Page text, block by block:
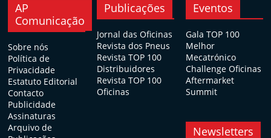
AP
Comunicação
Sobre nós
Política de
Privacidade
Estatuto Editorial
Contacto
Publicidade
Assinaturas
Arquivo de
Publicações
Jornal das Oficinas
Revista dos Pneus
Revista TOP 100
Distribuidores
Revista TOP 100
Oficinas
Eventos
Gala TOP 100
Melhor
Mecatrónico
Challenge Oficinas
Aftermarket
Summit
Newsletters